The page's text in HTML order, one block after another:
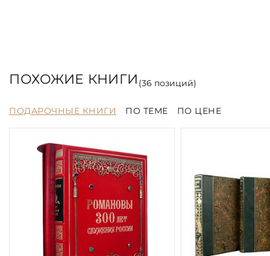
ПОХОЖИЕ КНИГИ (36 позиций)
ПОДАРОЧНЫЕ КНИГИ ПО ТЕМЕ ПО ЦЕНЕ